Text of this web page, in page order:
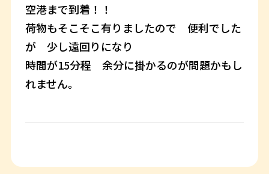
空港まで到着！！
荷物もそこそこ有りましたので 便利でした
が 少し遠回りになり
時間が15分程 余分に掛かるのが問題かもし
れません。